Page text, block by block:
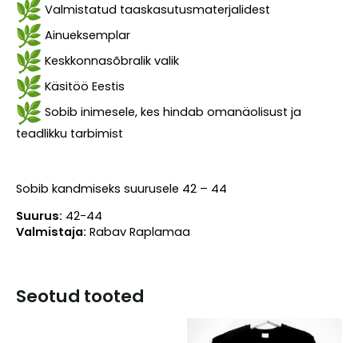
Valmistatud taaskasutusmaterjalidest
Ainueksemplar
Keskkonnasõbralik valik
Käsitöö Eestis
Sobib inimesele, kes hindab omanäolisust ja
teadlikku tarbimist
Sobib kandmiseks suurusele 42 – 44
Suurus: 42-44
Valmistaja: Rabav Raplamaa
Seotud tooted